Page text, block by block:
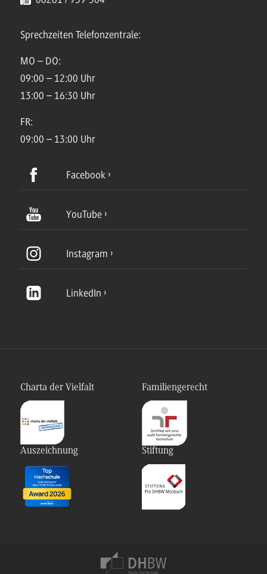
Sprechzeiten Telefonzentrale:
MO – DO:
09:00 – 12:00 Uhr
13:00 – 16:30 Uhr
FR:
09:00 – 13:00 Uhr
Facebook
YouTube
Instagram
LinkedIn
Charta der Vielfalt Familiengerecht
Auszeichnung Stiftung